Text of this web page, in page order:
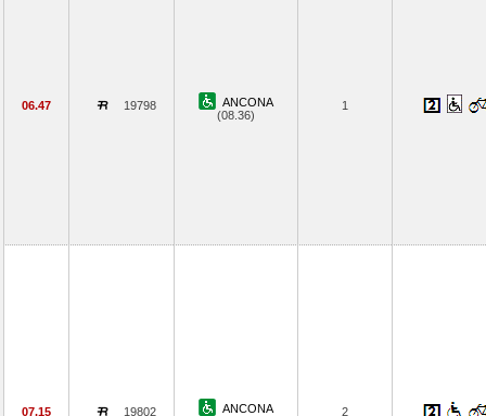
06.47 19798
ANCONA
(08.36)
1
07.15 19802
ANCONA
2